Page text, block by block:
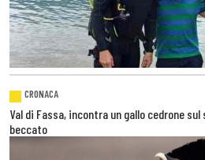
CRONACA
Val di Fassa, incontra un gallo cedrone
beccato